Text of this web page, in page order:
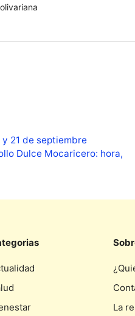
21 de septiembre
Dulce Mocaricero: hora,
La